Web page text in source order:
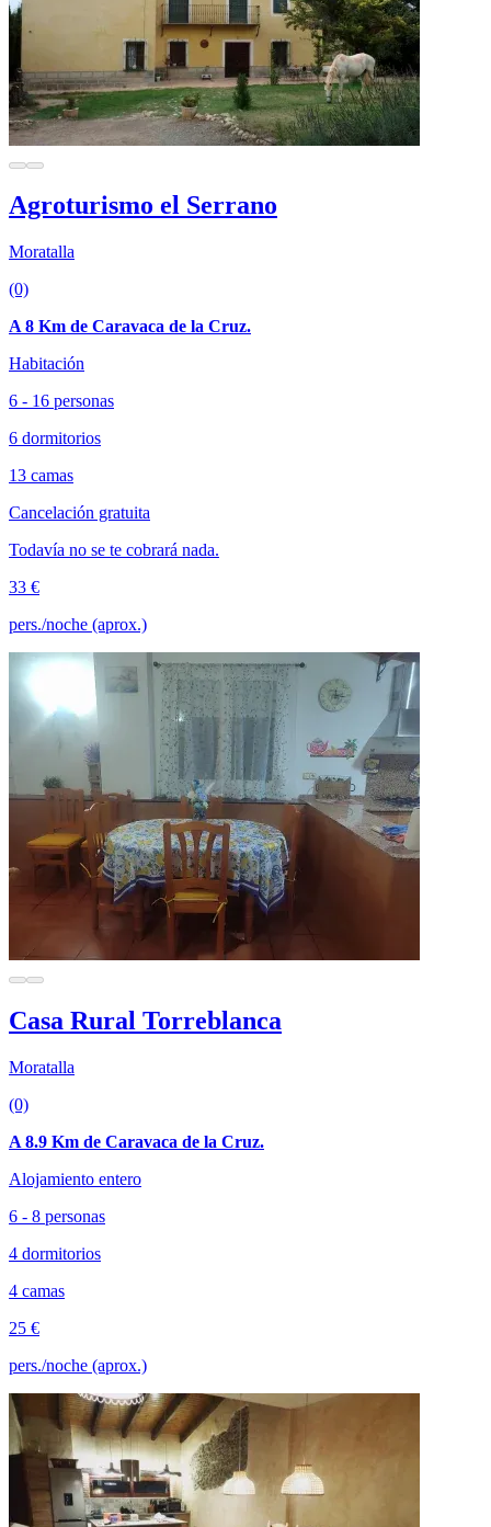
Agroturismo el Serrano
Moratalla
(0)
A 8 Km de Caravaca de la Cruz.
Habitación
6 - 16 personas
6 dormitorios
13 camas
Cancelación gratuita
Todavía no se te cobrará nada.
33 €
pers./noche (aprox.)
Casa Rural Torreblanca
Moratalla
(0)
A 8.9 Km de Caravaca de la Cruz.
Alojamiento entero
6 - 8 personas
4 dormitorios
4 camas
25 €
pers./noche (aprox.)